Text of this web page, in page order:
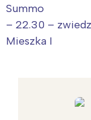
Summo
– 22.30 –
Mieszka I